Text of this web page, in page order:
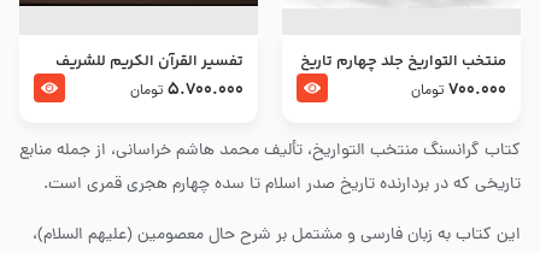
کتاب گرانسنگ منتخب التواريخ، تألیف محمد هاشم خراسانی، از جمله منابع
تاریخی که در بردارنده تاریخ صدر اسلام تا سده چهارم هجری قمری است.
این کتاب به زبان فارسی و مشتمل بر شرح حال معصومین (علیهم السلام)،
منتخب التواریخ جلد چهارم تاریخ
امام زین العابدین و امام محمد
700.000 تومان
تفسير القرآن الكريم للشريف
المرتضي قدس سرّه
5.700.000 تومان